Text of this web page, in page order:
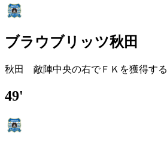
ブラウブリッツ秋田
秋田 敵陣中央の右でＦＫを獲得する
49'